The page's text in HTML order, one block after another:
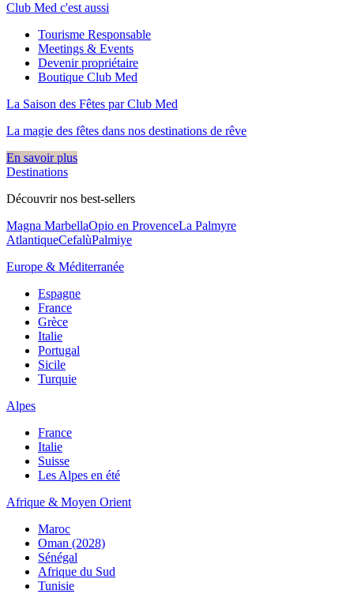
Club Med c'est aussi
Tourisme Responsable
Meetings & Events
Devenir propriétaire
Boutique Club Med
La Saison des Fêtes par Club Med
La magie des fêtes dans nos destinations de rêve​
En savoir plus
Destinations
Découvrir nos best-sellers
Magna MarbellaOpio en ProvenceLa Palmyre
AtlantiqueCefalùPalmiye
Europe & Méditerranée
Espagne
France
Grèce
Italie
Portugal
Sicile
Turquie
Alpes
France
Italie
Suisse
Les Alpes en été
Afrique & Moyen Orient
Maroc
Oman (2028)
Sénégal
Afrique du Sud
Tunisie